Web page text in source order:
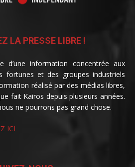
LA PRESSE LIBRE !
d’une information concentrée aux
fortunes et des groupes industriels
réalisé par des médias libres,
fait Kairos depuis plusieurs années.
ne pourrons pas grand chose.
ICI